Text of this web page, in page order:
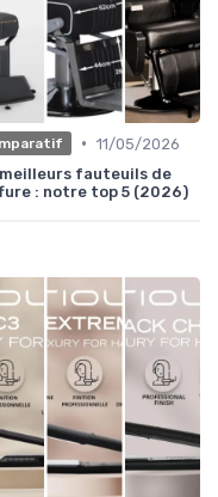
• 11/05/2026
meilleurs fauteuils de
: notre top 5 (2026)